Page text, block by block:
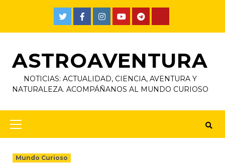
ASTROAVENTURA
NOTICIAS: ACTUALIDAD, CIENCIA, AVENTURA Y
NATURALEZA. ACOMPÁÑANOS AL MUNDO CURIOSO
Mundo Curioso